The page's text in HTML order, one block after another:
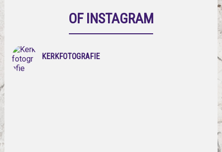
OF INSTAGRAM
KERKFOTOGRAFIE